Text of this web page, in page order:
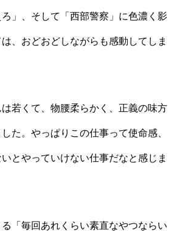
」、そして「西部警察」に色濃く影
、おどおどしながらも感動してしま
若くて、物腰柔らかく、正義の味方
た。やっぱりこの仕事って使命感、
とやっていけない仕事だなと感じま
「毎回あれくらい素直なやつならい